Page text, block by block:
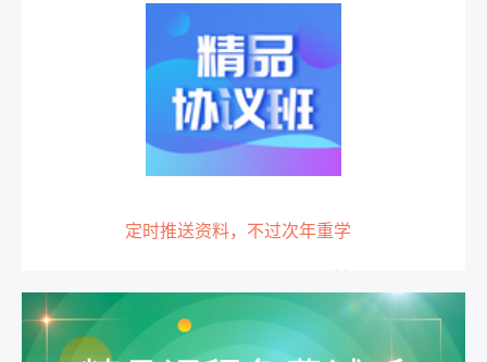
定时推送资料，不过次年重学
1.四大录播课程：精讲课程
+密卷精析+冲刺提分课程
+考点强化课程。 2.两大直